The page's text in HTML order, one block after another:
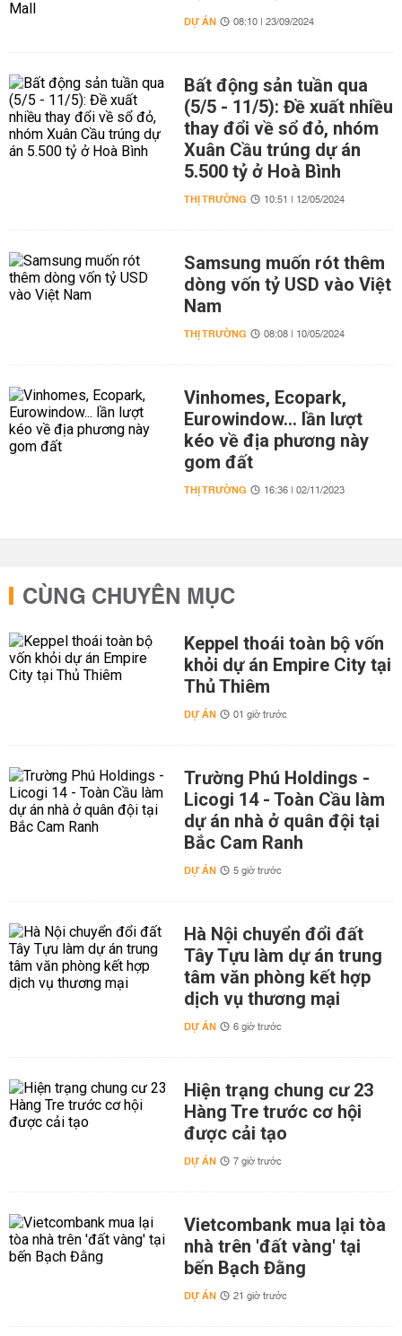
DỰ ÁN 08:10 | 23/09/2024
Bất động sản tuần qua
(5/5 - 11/5): Đề xuất nhiều
thay đổi về sổ đỏ, nhóm
Xuân Cầu trúng dự án
5.500 tỷ ở Hoà Bình
THỊ TRƯỜNG 10:51 | 12/05/2024
Samsung muốn rót thêm
dòng vốn tỷ USD vào Việt
Nam
THỊ TRƯỜNG 08:08 | 10/05/2024
Vinhomes, Ecopark,
Eurowindow... lần lượt
kéo về địa phương này
gom đất
THỊ TRƯỜNG 16:36 | 02/11/2023
CÙNG CHUYÊN MỤC
Keppel thoái toàn bộ vốn
khỏi dự án Empire City tại
Thủ Thiêm
DỰ ÁN 01 giờ trước
Trường Phú Holdings -
Licogi 14 - Toàn Cầu làm
dự án nhà ở quân đội tại
Bắc Cam Ranh
DỰ ÁN 5 giờ trước
Hà Nội chuyển đổi đất
Tây Tựu làm dự án trung
tâm văn phòng kết hợp
dịch vụ thương mại
DỰ ÁN 6 giờ trước
Hiện trạng chung cư 23
Hàng Tre trước cơ hội
được cải tạo
DỰ ÁN 7 giờ trước
Vietcombank mua lại tòa
nhà trên 'đất vàng' tại
bến Bạch Đằng
DỰ ÁN 21 giờ trước